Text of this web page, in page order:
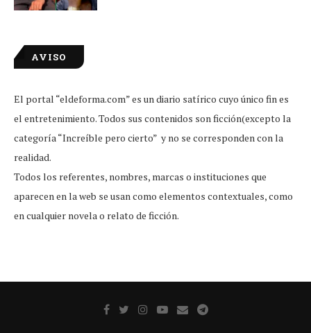
AVISO
El portal “eldeforma.com” es un diario satírico cuyo único fin es
el entretenimiento. Todos sus contenidos son ficción(excepto la
categoría “Increíble pero cierto” y no se corresponden con la
realidad.
Todos los referentes, nombres, marcas o instituciones que
aparecen en la web se usan como elementos contextuales, como
en cualquier novela o relato de ficción.